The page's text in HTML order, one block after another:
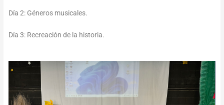
Día 2: Géneros musicales.
Día 3: Recreación de la historia.